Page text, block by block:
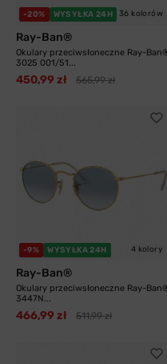
-20% WYSYŁKA 24H 36 kolorów
Ray-Ban®
Okulary przeciwsłoneczne Ray-
3025 001/51...
450,99 zł 565,99 zł
-9% WYSYŁKA 24H 4 kolory
Ray-Ban®
Okulary przeciwsłoneczne Ray-
3447N...
466,99 zł 511,99 zł